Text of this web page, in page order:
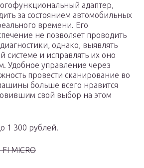
адаптер,
за состоянием автомобильных
времени. Его
не позволяет проводить
однако, выявлять
системе и исправлять их оно
Удобное управление через
провести сканирование во
больше всего нравится
свой выбор на этом
1 300 рублей.
MICRO